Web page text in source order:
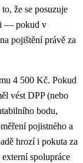
že se posuzuje
— pokud v
pojištění právě za
4 500 Kč. Pokud
vést DPP (nebo
bodu,
pojistného a
hrozí i pokuta za
spolupráce